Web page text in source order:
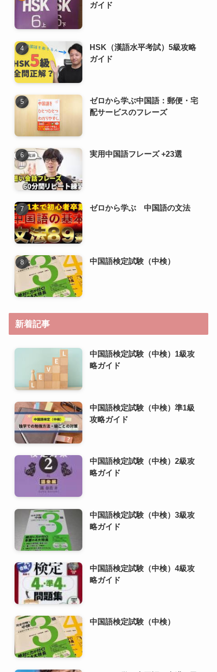
ガイド
HSK（漢語水平考試）5級攻略
ガイド
ゼロから学ぶ中国語：郵便・宅
配サービスのフレーズ
実用中国語フレーズ +23選
ゼロから学ぶ 中国語の文法
中国語検定試験（中検）
新着記事
中国語検定試験（中検）1級攻
略ガイド
中国語検定試験（中検）準1級
攻略ガイド
中国語検定試験（中検）2級攻
略ガイド
中国語検定試験（中検）3級攻
略ガイド
中国語検定試験（中検）4級攻
略ガイド
中国語検定試験（中検）